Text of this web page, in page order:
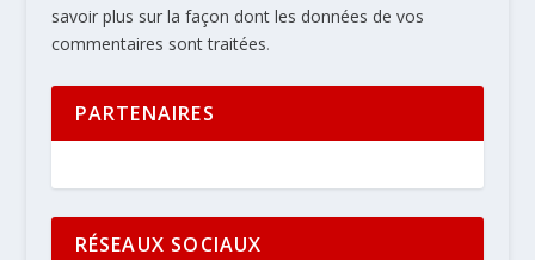
savoir plus sur la façon dont les données de vos
commentaires sont traitées.
PARTENAIRES
RÉSEAUX SOCIAUX